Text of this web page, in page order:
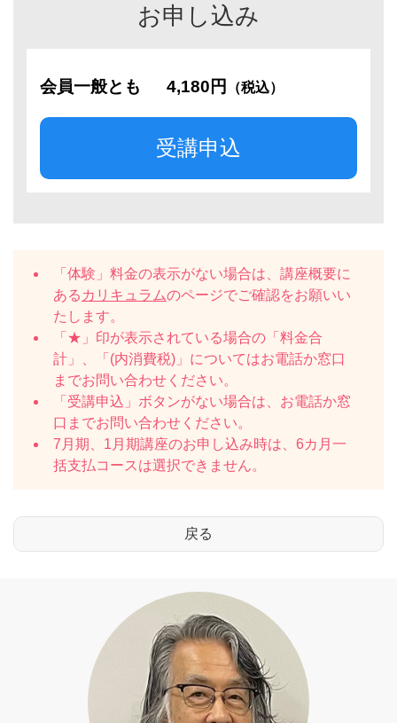
お申し込み
会員一般とも 4,180円 （税込）
受講申込
「体験」料金の表示がない場合は、講座概要に
ある カリキュラムのページでご確認をお願いい
たします。
「★」印が表示されている場合の「料金合
計」、「(内消費税)」についてはお電話か窓口
までお問い合わせください。
「受講申込」ボタンがない場合は、お電話か窓
口までお問い合わせください。
7月期、1月期講座のお申し込み時は、6カ月一
括支払コースは選択できません。